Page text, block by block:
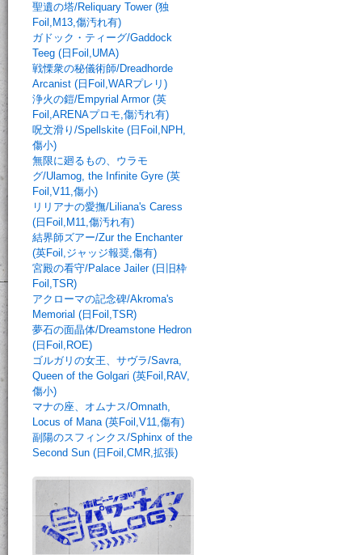
聖遺の塔/Reliquary Tower (独
Foil,M13,傷汚れ有)
ガドック・ティーグ/Gaddock
Teeg (日Foil,UMA)
戦慄衆の秘儀術師/Dreadhorde
Arcanist (日Foil,WARプレリ)
浄火の鎧/Empyrial Armor (英
Foil,ARENAプロモ,傷汚れ有)
呪文滑り/Spellskite (日Foil,NPH,
傷小)
無限に廻るもの、ウラモ
グ/Ulamog, the Infinite Gyre (英
Foil,V11,傷小)
リリアナの愛撫/Liliana's Caress
(日Foil,M11,傷汚れ有)
結界師ズアー/Zur the Enchanter
(英Foil,ジャッジ報奨,傷有)
宮殿の看守/Palace Jailer (日旧枠
Foil,TSR)
アクローマの記念碑/Akroma's
Memorial (日Foil,TSR)
夢石の面晶体/Dreamstone Hedron
(日Foil,ROE)
ゴルガリの女王、サヴラ/Savra,
Queen of the Golgari (英Foil,RAV,
傷小)
マナの座、オムナス/Omnath,
Locus of Mana (英Foil,V11,傷有)
副陽のスフィンクス/Sphinx of the
Second Sun (日Foil,CMR,拡張)